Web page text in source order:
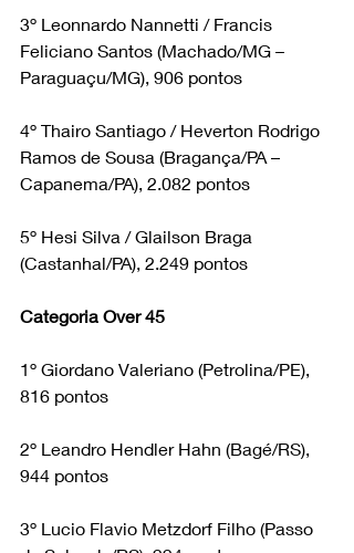
3º Leonnardo Nannetti / Francis
Feliciano Santos (Machado/MG –
Paraguaçu/MG), 906 pontos
4º Thairo Santiago / Heverton Rodrigo
Ramos de Sousa (Bragança/PA –
Capanema/PA), 2.082 pontos
5º Hesi Silva / Glailson Braga
(Castanhal/PA), 2.249 pontos
Categoria Over 45
1º Giordano Valeriano (Petrolina/PE),
816 pontos
2º Leandro Hendler Hahn (Bagé/RS),
944 pontos
3º Lucio Flavio Metzdorf Filho (Passo